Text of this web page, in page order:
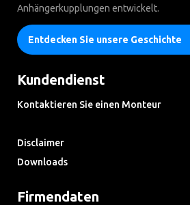
Anhängerkupplungen entwickelt.
Entdecken Sie unsere Geschichte
Kundendienst
Kontaktieren Sie einen Monteur
Disclaimer
Downloads
Firmendaten